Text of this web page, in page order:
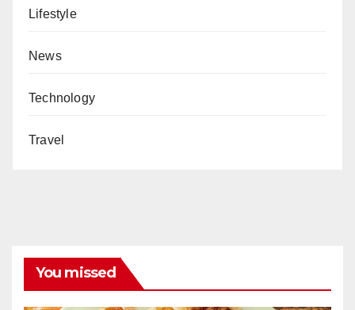
Lifestyle
News
Technology
Travel
You missed